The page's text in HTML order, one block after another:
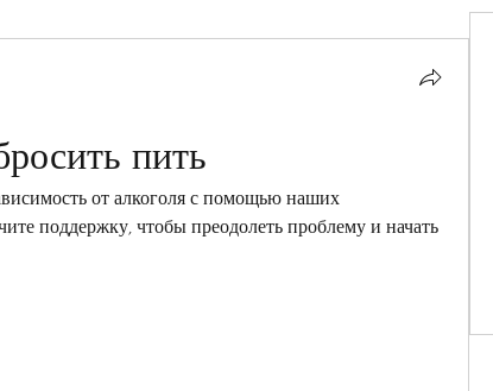
пить
от алкоголя с помощью наших
поддержку, чтобы преодолеть проблему и начать